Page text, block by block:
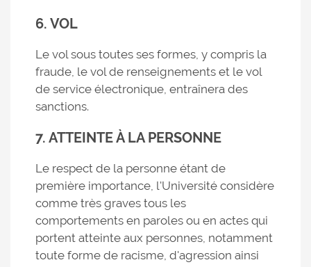
6. VOL
Le vol sous toutes ses formes, y compris la
fraude, le vol de renseignements et le vol
de service électronique, entraînera des
sanctions.
7. ATTEINTE À LA PERSONNE
Le respect de la personne étant de
première importance, l'Université considère
comme très graves tous les
comportements en paroles ou en actes qui
portent atteinte aux personnes, notamment
toute forme de racisme, d'agression ainsi